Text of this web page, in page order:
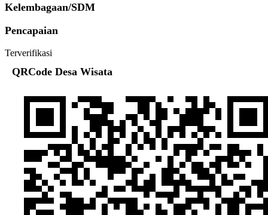
Kelembagaan/SDM
Pencapaian
Terverifikasi
QRCode Desa Wisata